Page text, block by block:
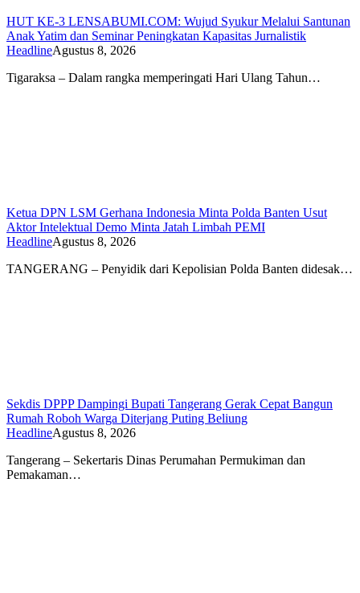
HUT KE-3 LENSABUMI.COM: Wujud Syukur Melalui Santunan
Anak Yatim dan Seminar Peningkatan Kapasitas Jurnalistik
HeadlineAgustus 8, 2026
Tigaraksa – Dalam rangka memperingati Hari Ulang Tahun…
Ketua DPN LSM Gerhana Indonesia Minta Polda Banten Usut
Aktor Intelektual Demo Minta Jatah Limbah PEMI
HeadlineAgustus 8, 2026
TANGERANG – Penyidik dari Kepolisian Polda Banten didesak…
Sekdis DPPP Dampingi Bupati Tangerang Gerak Cepat Bangun
Rumah Roboh Warga Diterjang Puting Beliung
HeadlineAgustus 8, 2026
Tangerang – Sekertaris Dinas Perumahan Permukiman dan
Pemakaman…